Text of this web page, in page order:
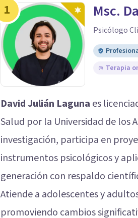
1 Msc.
Psicólogo
Terapia
David Julián Laguna es
Salud por la Universidad de los
investigación, participa en
instrumentos psicológicos y
generación con respaldo
Atiende a adolescentes y
promoviendo cambios